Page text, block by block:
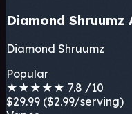
Diamond Shruumz
Diamond Shruumz
Popular
★ ★ ★ ★ ★ 7.8 /10
$29.99 ($2.99/serving)